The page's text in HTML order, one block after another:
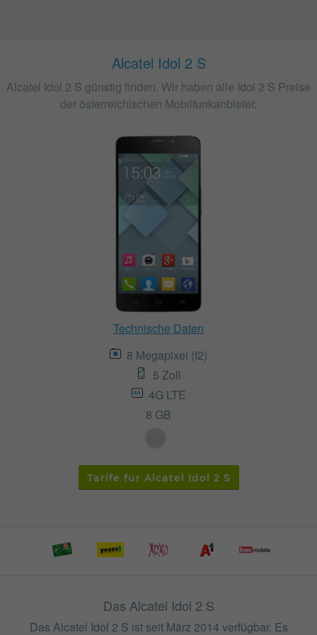
Alcatel Idol 2 S
Alcatel Idol 2 S günstig finden. Wir haben alle Idol 2 S Preise
der österreichischen Mobilfunkanbieter.
Technische Daten
8 Megapixel (f2)
5 Zoll
4G LTE
8 GB
Tarife für Alcatel Idol 2 S
Das Alcatel Idol 2 S
Das Alcatel Idol 2 S ist seit März 2014 verfügbar. Es